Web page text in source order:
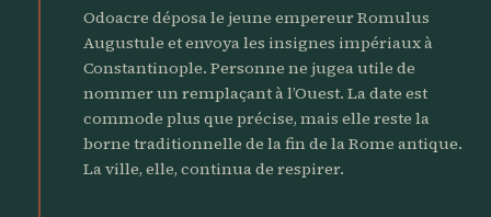
Odoacre déposa le jeune empereur Romulus
Augustule et envoya les insignes impériaux à
Constantinople. Personne ne jugea utile de
nommer un remplaçant à l’Ouest. La date est
commode plus que précise, mais elle reste la
borne traditionnelle de la fin de la Rome antique.
La ville, elle, continua de respirer.